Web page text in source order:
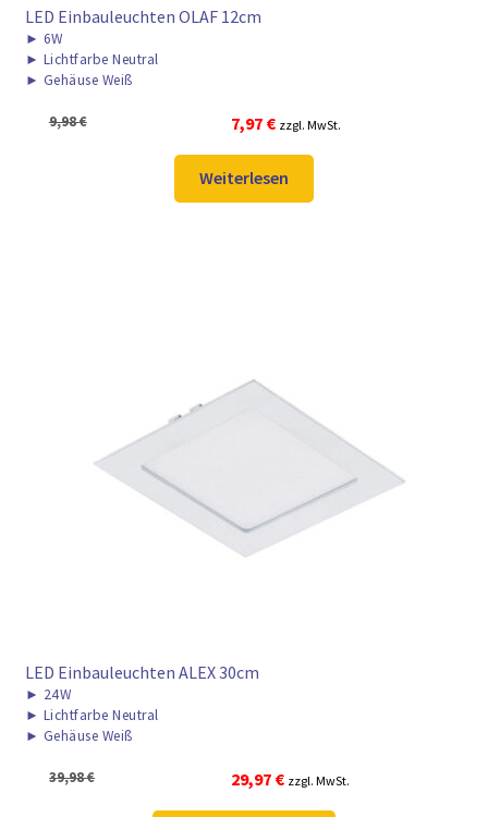
LED Einbauleuchten OLAF 12cm
► 6W
► Lichtfarbe Neutral
► Gehäuse Weiß
9,98€
Ursprünglicher
war:
9,98 €
7,97 €Aktueller
ist:
7,97 €.
zzgl. MwSt.
Weiterlesen
LED Einbauleuchten ALEX 30cm
► 24W
► Lichtfarbe Neutral
► Gehäuse Weiß
39,98€
Ursprünglicher
29,97 €Aktueller
zzgl. MwSt.